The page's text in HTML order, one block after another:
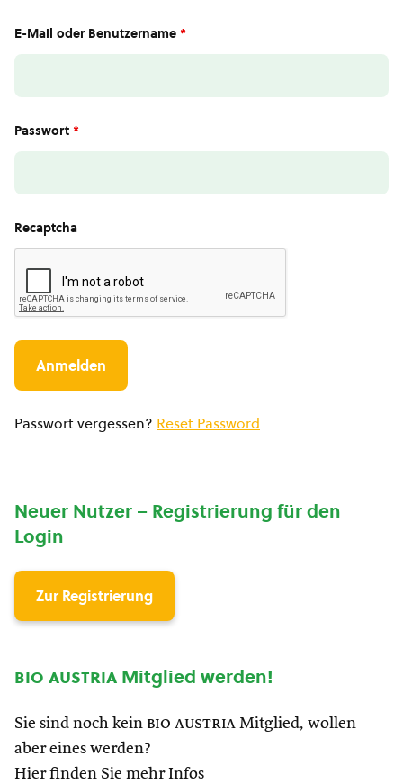
E-Mail oder Benutzername *
Passwort *
Recaptcha
Passwort vergessen? Reset Password
Neuer Nutzer – Registrierung für den
Login
Zur Registrierung
bio austria Mitglied werden!
Sie sind noch kein bio austria Mitglied, wollen
aber eines werden?
Hier finden Sie mehr Infos